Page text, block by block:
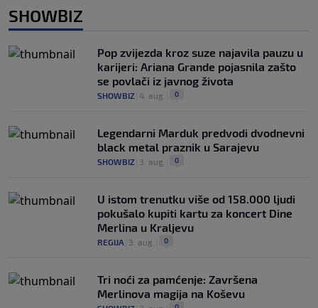
SHOWBIZ
Pop zvijezda kroz suze najavila pauzu u
karijeri: Ariana Grande pojasnila zašto
se povlači iz javnog života
SHOWBIZ 4. aug. 0
Legendarni Marduk predvodi dvodnevni
black metal praznik u Sarajevu
SHOWBIZ 3. aug. 0
U istom trenutku više od 158.000 ljudi
pokušalo kupiti kartu za koncert Dine
Merlina u Kraljevu
REGIJA 3. aug. 0
Tri noći za pamćenje: Završena
Merlinova magija na Koševu